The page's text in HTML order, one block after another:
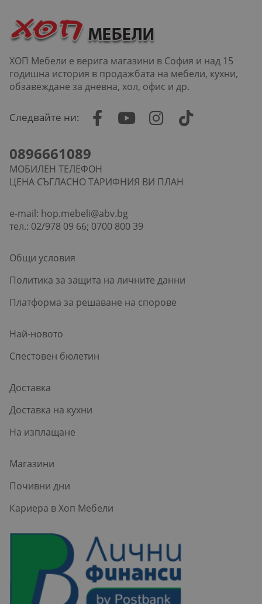
ХОП Мебели е верига магазини в София и над 15
годишна история в продажбата на мебели, кухни,
обзавеждане за дневна, хол, офис и др.
Следвайте ни:
0896661089
МОБИЛЕН ТЕЛЕФОН
ЦЕНА СЪГЛАСНО ТАРИФНИЯ ВИ ПЛАН
e-mail: hop.mebeli@abv.bg
тел.: 02/978 09 66; 0700 800 39
Общи условия
Политика за защита на личните данни
Платформа за решаване на спорове
Най-новото
Спестовен бюлетин
Доставка
Доставка на кухни
На изплащане
Магазини
Почивни дни
Кариера в Хоп Мебели